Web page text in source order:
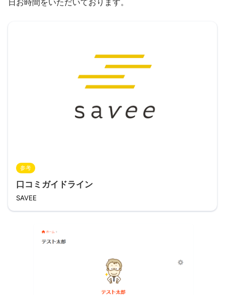
参考
口コミガイドライン
SAVEE